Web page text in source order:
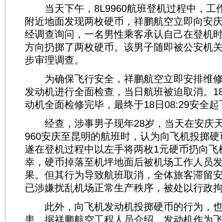
当天下午，8L9960航班登机过程中，工
附近地面发现两枚硬币，祥鹏航空立即向安
经调查询问，一名男性乘客承认自己在登机
方向扔掷了两枚硬币。该男子随即被公安机
步审理调查。
为确保飞行安全，祥鹏航空立即安排维
发动机进行全面检查，当日航班被迫取消。
动机全面检修完毕，最终于18日08:29安全起
经查，涉事男子现年28岁，当天在安庆
960安庆至昆明的航班时，认为向飞机投掷
遂在登机过程中以左手将两枚1元硬币扔向飞
幸，硬币掉落至机坪地面后被机场工作人员
果。但其行为导致航班取消，全体旅客滞留
已涉嫌扰乱机场正常生产秩序，被处以行政
此外，向飞机发动机投掷硬币的行为，
患。据祥鹏航空工程人员介绍，发动机作为